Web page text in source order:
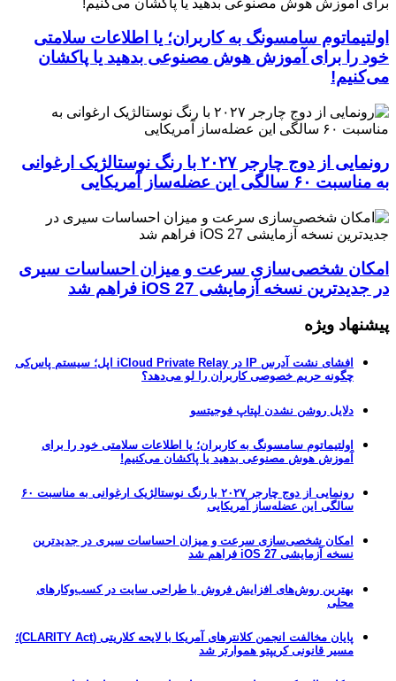
اولتیماتوم سامسونگ به کاربران؛ یا اطلاعات سلامتی
خود را برای آموزش هوش مصنوعی بدهید یا پاکشان
می‌کنیم!
رونمایی از دوج چارجر ۲۰۲۷ با رنگ نوستالژیک ارغوانی
به مناسبت ۶۰ سالگی این عضله‌ساز آمریکایی
امکان شخصی‌سازی سرعت و میزان احساسات سیری
در جدیدترین نسخه آزمایشی iOS 27 فراهم شد
پیشنهاد ویژه
افشای نشت آدرس IP در iCloud Private Relay اپل؛ سیستم پاس‌کی
چگونه حریم خصوصی کاربران را لو می‌دهد؟
دلایل روشن نشدن لپتاپ فوجیتسو
اولتیماتوم سامسونگ به کاربران؛ یا اطلاعات سلامتی خود را برای
آموزش هوش مصنوعی بدهید یا پاکشان می‌کنیم!
رونمایی از دوج چارجر ۲۰۲۷ با رنگ نوستالژیک ارغوانی به مناسبت ۶۰
سالگی این عضله‌ساز آمریکایی
امکان شخصی‌سازی سرعت و میزان احساسات سیری در جدیدترین
نسخه آزمایشی iOS 27 فراهم شد
بهترین روش‌های افزایش فروش با طراحی سایت در کسب‌وکارهای
محلی
پایان مخالفت انجمن کلانترهای آمریکا با لایحه کلاریتی (CLARITY Act)؛
مسیر قانونی کریپتو هموارتر شد